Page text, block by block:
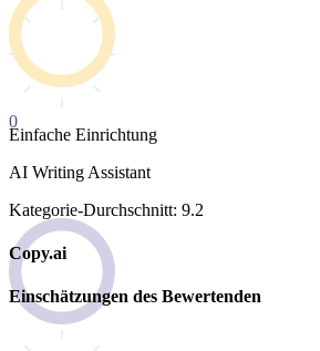
0
Einfache Einrichtung
AI Writing Assistant
Kategorie-Durchschnitt: 9.2
Copy.ai
Einschätzungen des Bewertenden